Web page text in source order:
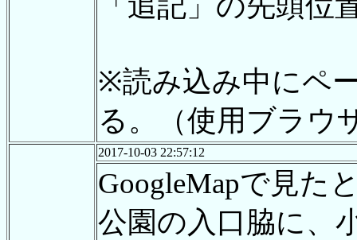
※読み込み中にペ
る。（使用ブラウ
2017-10-03 22:57:12
GoogleMapで見た
公園の入口脇に、